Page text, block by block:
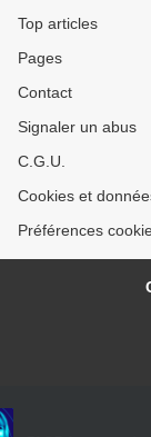
Top articles
Pages
Contact
Signaler un abus
C.G.U.
Cookies et
Préférences